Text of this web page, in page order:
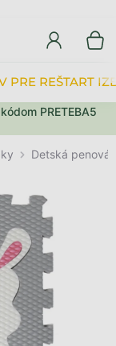
PRETEBA5
PRE REŠTART
Detská penová
DO KOŠÍKA
DO KOŠÍKA